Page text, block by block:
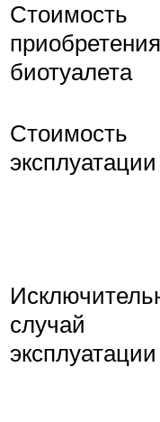
Стоимость
приобретения
биотуалета
Стоимость
эксплуатации
случай
эксплуатации